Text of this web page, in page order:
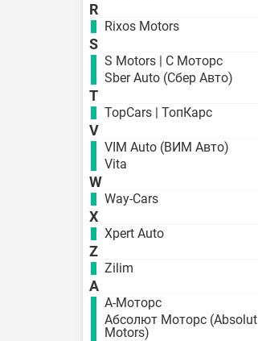
R
Rixos Motors
S
S Motors | С Моторс
Sber Auto (Сбер Авто)
T
TopCars | ТопКарс
V
VIM Auto (ВИМ Авто)
Vita
W
Way-Cars
X
Xpert Auto
Z
Zilim
А
А-Моторс
Абсолют Моторс (Absolut
Motors)